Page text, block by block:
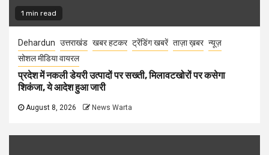
1 min read
Dehardun उत्तराखंड खबर हटकर ट्रेंडिंग खबरें ताज़ा ख़बर न्यूज़
सोशल मीडिया वायरल
प्रदेश में नकली डेयरी उत्पादों पर सख्ती, मिलावटखोरों पर कसेगा
शिकंजा, ये आदेश हुआ जारी
August 8, 2026 News Warta